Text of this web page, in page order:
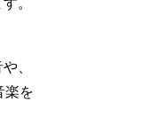
、
楽を